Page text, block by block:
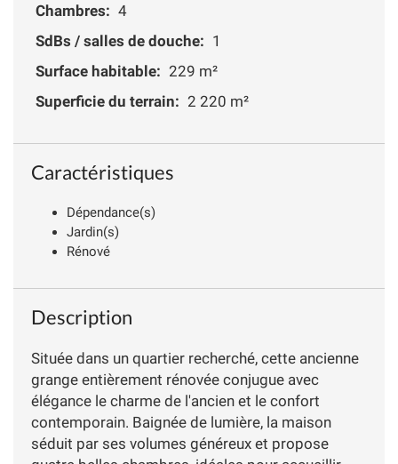
Chambres: 4
SdBs / salles de douche: 1
Surface habitable: 229 m²
Superficie du terrain: 2 220 m²
Caractéristiques
Dépendance(s)
Jardin(s)
Rénové
Description
Située dans un quartier recherché, cette ancienne
grange entièrement rénovée conjugue avec
élégance le charme de l'ancien et le confort
contemporain. Baignée de lumière, la maison
séduit par ses volumes généreux et propose